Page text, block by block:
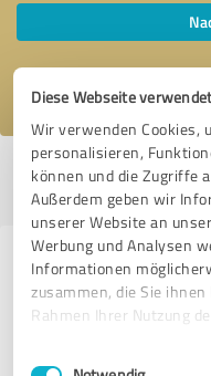
Diese Webseite
Wir verwenden Cookies,
personalisieren,
können und die Zugriffe
Außerdem geben wir
unserer Website an
Werbung und Analysen
Informationen
zusammen, die Sie
Rahmen Ihrer Nutzung
Impressum
Einwilligungsauswahl
Ich stimme den
Profil aktiv seit 19.02.2021 |